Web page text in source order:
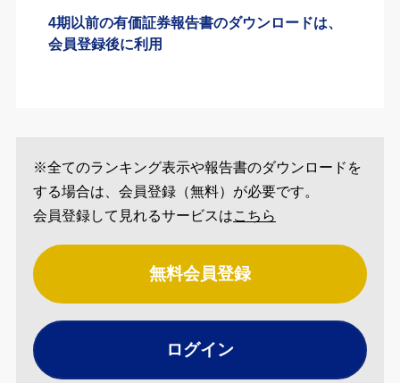
4期以前の有価証券報告書のダウンロードは、
会員登録後に利用
※全てのランキング表示や報告書のダウンロードを
する場合は、会員登録（無料）が必要です。
会員登録して見れるサービスはこちら
無料会員登録
ログイン